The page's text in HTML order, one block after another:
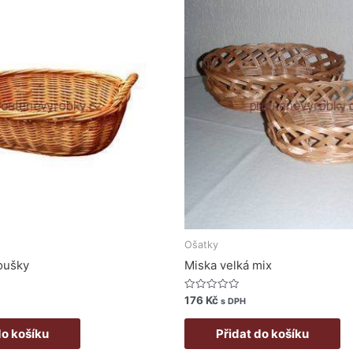
košíku
Ošatky
Miska velká mix
Hodnocení
z
176Kč s DPH
Přidat do košíku